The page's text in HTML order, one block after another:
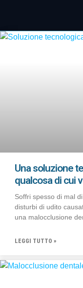
Una soluzione
qualcosa di cui
Soffri spesso di mal
disturbi di udito
una malocclusione
LEGGI TUTTO »